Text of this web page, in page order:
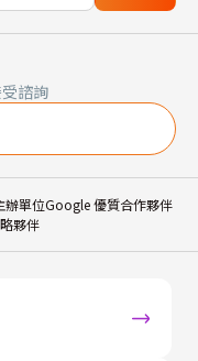
諮詢
辦單位Google 優質合作夥伴
夥伴